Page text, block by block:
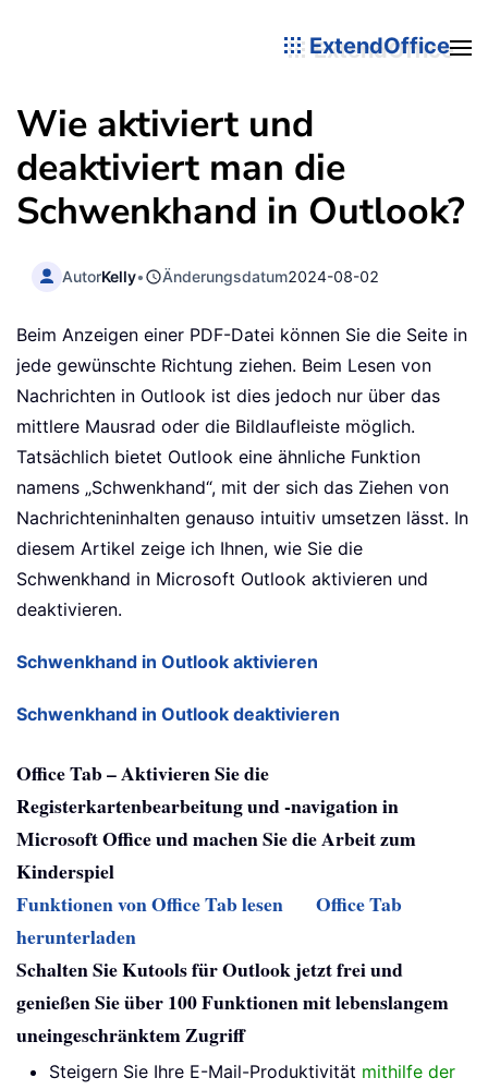
ExtendOffice
Wie aktiviert und
deaktiviert man die
Schwenkhand in Outlook?
AutorKelly• Änderungsdatum2024-08-02
Beim Anzeigen einer PDF-Datei können Sie die Seite in
jede gewünschte Richtung ziehen. Beim Lesen von
Nachrichten in Outlook ist dies jedoch nur über das
mittlere Mausrad oder die Bildlaufleiste möglich.
Tatsächlich bietet Outlook eine ähnliche Funktion
namens „Schwenkhand“, mit der sich das Ziehen von
Nachrichteninhalten genauso intuitiv umsetzen lässt. In
diesem Artikel zeige ich Ihnen, wie Sie die
Schwenkhand in Microsoft Outlook aktivieren und
deaktivieren.
Schwenkhand in Outlook aktivieren
Schwenkhand in Outlook deaktivieren
Office Tab – Aktivieren Sie die
Registerkartenbearbeitung und -navigation in
Microsoft Office und machen Sie die Arbeit zum
Kinderspiel
Funktionen von Office Tab lesen
Office Tab
herunterladen
Schalten Sie Kutools für Outlook jetzt frei und
genießen Sie über 100 Funktionen mit lebenslangem
uneingeschränktem Zugriff
Steigern Sie Ihre E-Mail-Produktivität mithilfe der